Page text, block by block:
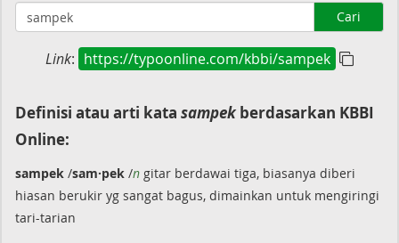
Cari
Link: https://typoonline.com/kbbi/sampek
Definisi atau arti kata sampekberdasarkan KBBI
Online:
sampek /sam·pek /n gitar berdawai tiga, biasanya diberi
hiasan berukir yg sangat bagus, dimainkan untuk mengiringi
tari-tarian